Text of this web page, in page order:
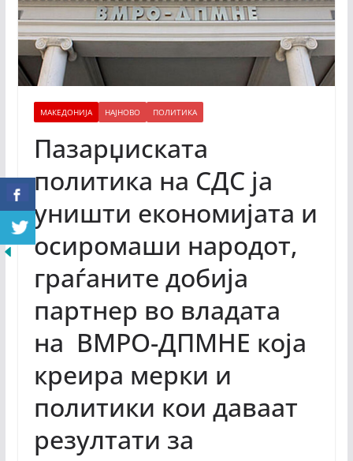
МАКЕДОНИЈА НАЈНОВО ПОЛИТИКА
Пазарџиската
политика на СДС ја
уништи економијата и
осиромаши народот,
граѓаните добија
партнер во владата
на ВМРО-ДПМНЕ која
креира мерки и
политики кои даваат
резултати за